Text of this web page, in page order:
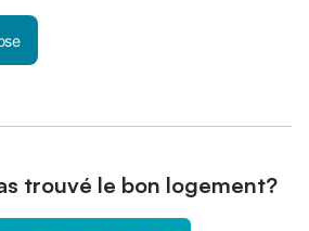
trouvé le bon logement?